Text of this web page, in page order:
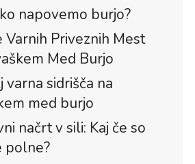
napovemo burjo?
Varnih Priveznih Mest
Med Burjo
varna sidrišča na
med burjo
načrt v sili: Kaj če so
polne?